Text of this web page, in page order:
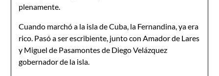
plenamente.
Cuando marchó a la isla de Cuba, la Fernandina, ya era
rico. Pasó a ser escribiente, junto con Amador de Lares
y Miguel de Pasamontes de Diego Velázquez
gobernador de la isla.